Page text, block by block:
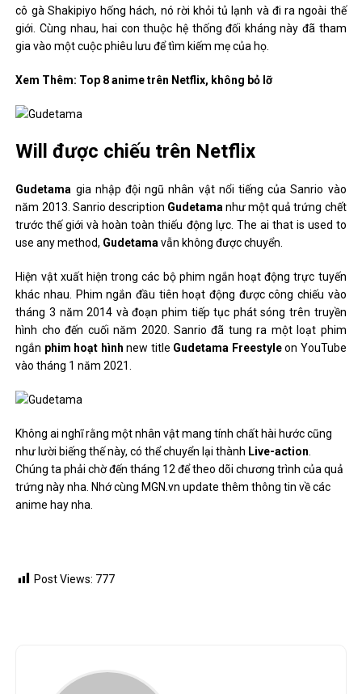
cô gà Shakipiyo hống hách, nó rời khỏi tủ lạnh và đi ra ngoài thế
giới. Cùng nhau, hai con thuộc hệ thống đối kháng này đã tham
gia vào một cuộc phiêu lưu để tìm kiếm mẹ của họ.
Xem Thêm: Top 8 anime trên Netflix, không bỏ lỡ
Will được chiếu trên Netflix
Gudetama gia nhập đội ngũ nhân vật nổi tiếng của Sanrio vào
năm 2013. Sanrio description Gudetama như một quả trứng chết
trước thế giới và hoàn toàn thiếu động lực. The ai that is used to
use any method, Gudetama vẫn không được chuyển.
Hiện vật xuất hiện trong các bộ phim ngắn hoạt động trực tuyến
khác nhau. Phim ngắn đầu tiên hoạt động được công chiếu vào
tháng 3 năm 2014 và đoạn phim tiếp tục phát sóng trên truyền
hình cho đến cuối năm 2020. Sanrio đã tung ra một loạt phim
ngắn phim hoạt hình new title Gudetama Freestyleon YouTube
vào tháng 1 năm 2021.
Không ai nghĩ rằng một nhân vật mang tính chất hài hước cũng
như lười biếng thế này, có thể chuyển lại thành Live-action
Chúng ta phải chờ đến tháng 12 để theo dõi chương trình của quả
trứng này nha. Nhớ cùng MGN.vn update thêm thông tin về các
anime hay nha.
Post Views: 777